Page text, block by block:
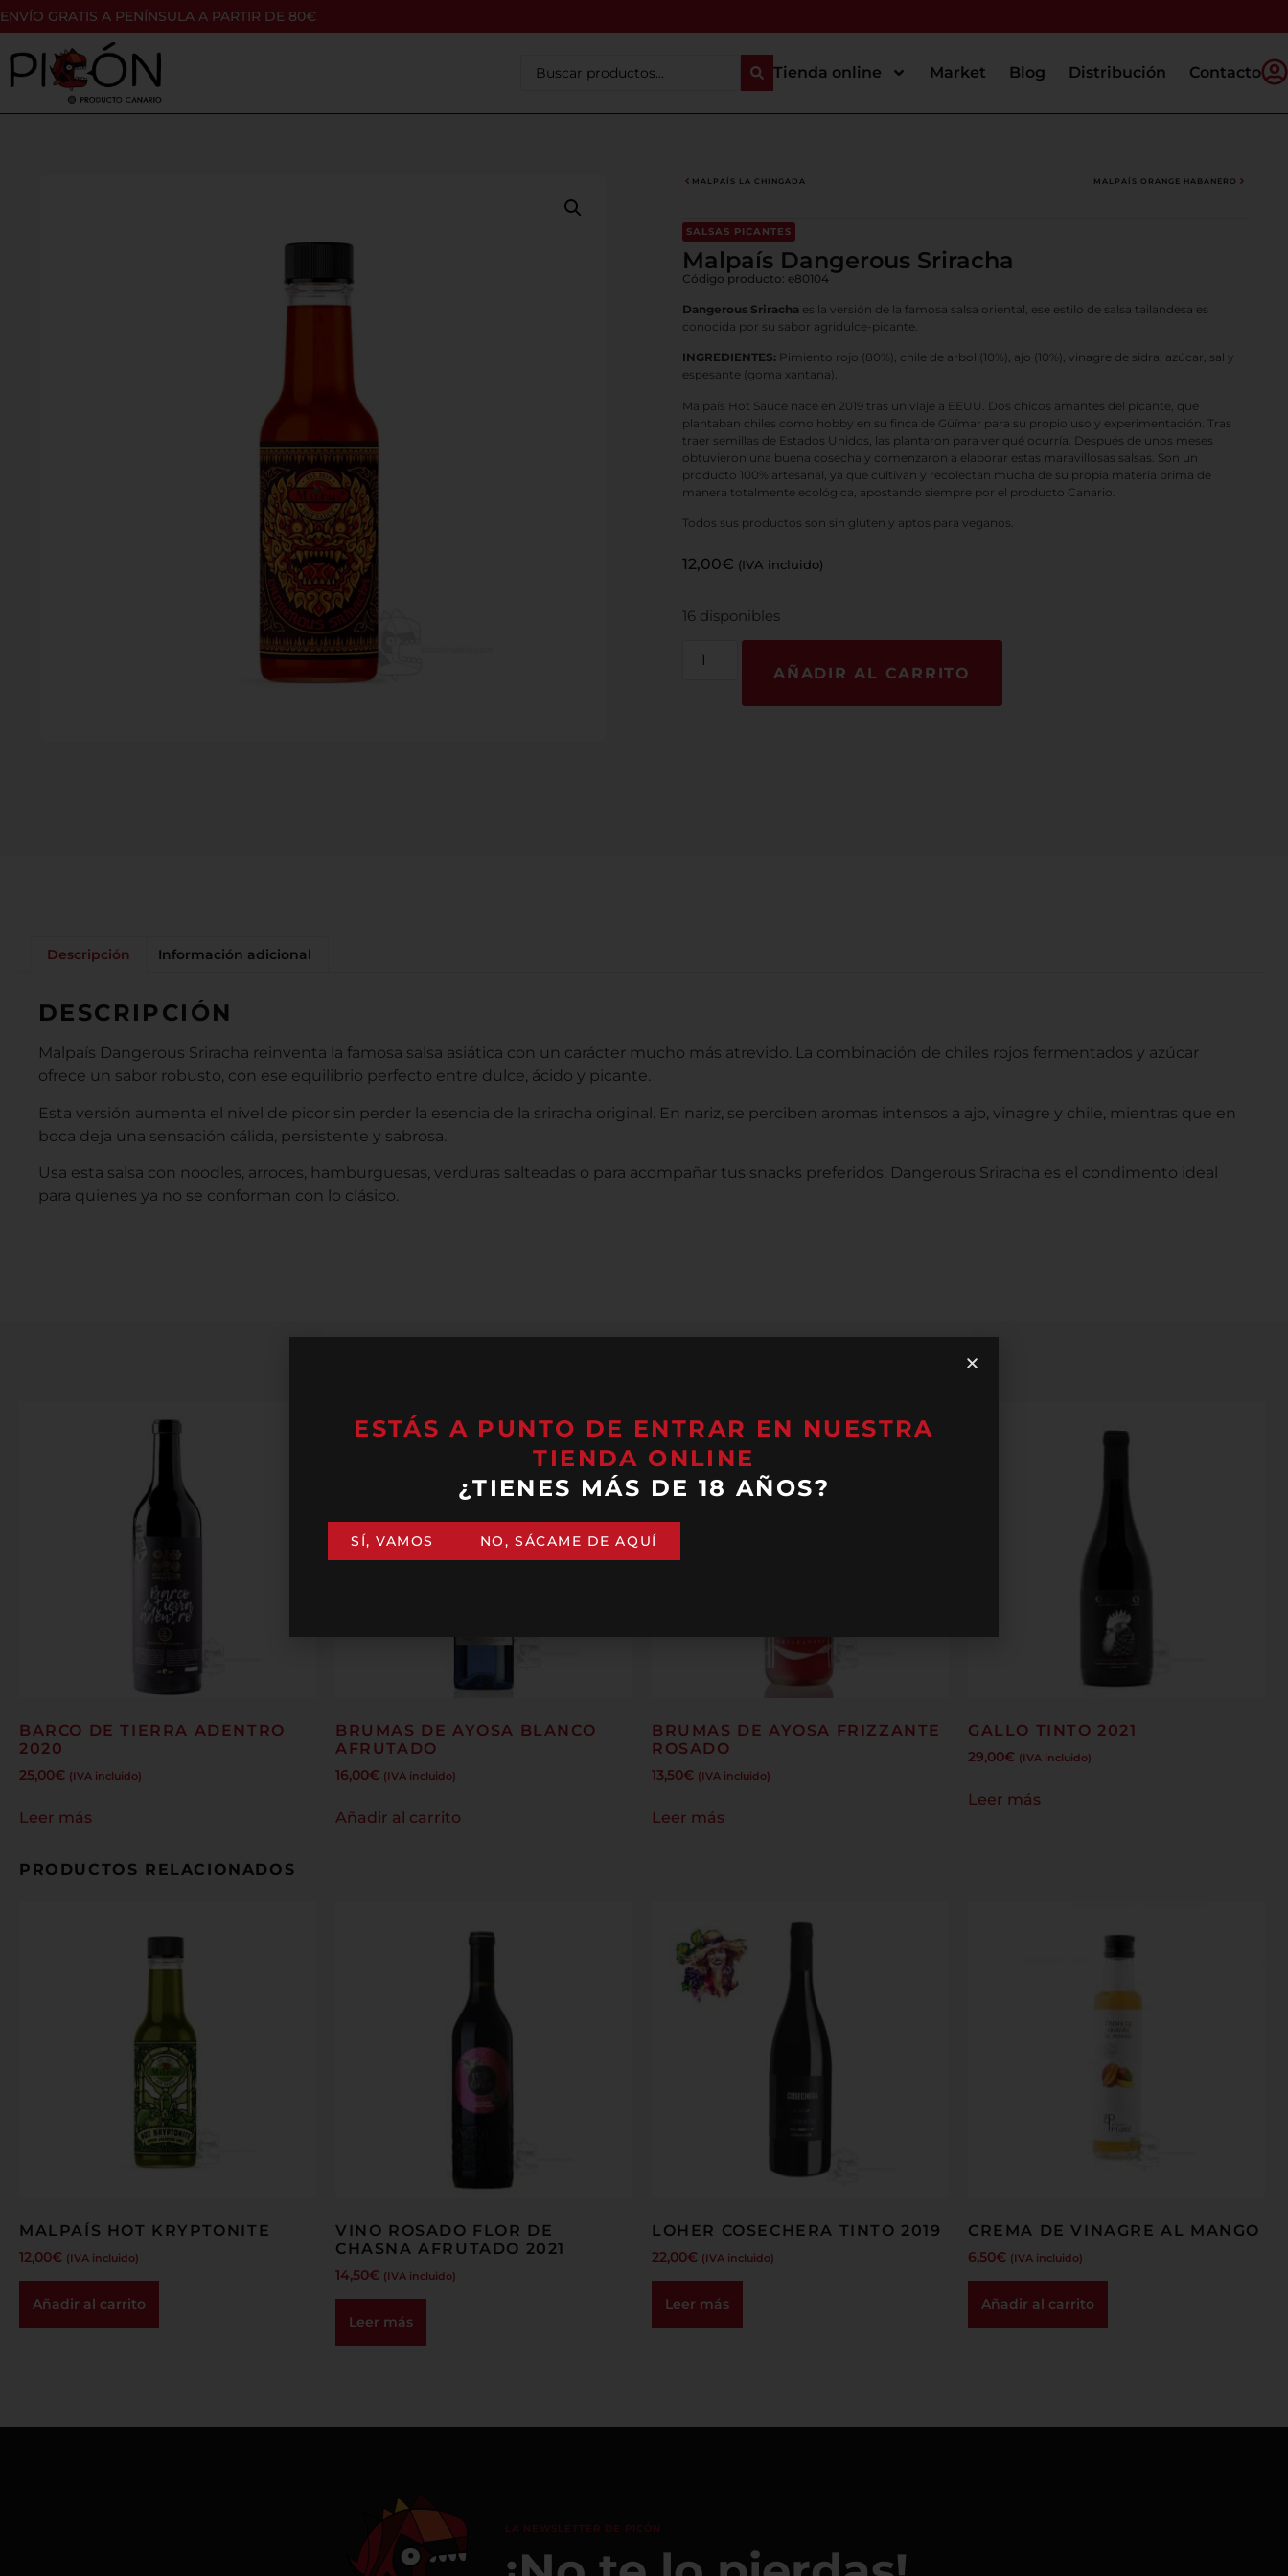
ENVÍO GRATIS A PENÍNSULA A PARTIR DE 80€
Tienda online Market Blog Distribución Contacto
MALPAÍS LA CHINGADA MALPAÍS ORANGE HABANERO
SALSAS PICANTES
Malpaís Dangerous Sriracha
Código producto: e80104
Dangerous Sriracha es la versión de la famosa salsa oriental, ese estilo de salsa tailandesa es
conocida por su sabor agridulce-picante.
INGREDIENTES: Pimiento rojo (80%), chile de arbol (10%), ajo (10%), vinagre de sidra, azúcar, sal y
espesante (goma xantana).
Malpaís Hot Sauce nace en 2019 tras un viaje a EEUU. Dos chicos amantes del picante, que
plantaban chiles como hobby en su finca de Güímar para su propio uso y experimentación. Tras
traer semillas de Estados Unidos, las plantaron para ver qué ocurría. Después de unos meses
obtuvieron una buena cosecha y comenzaron a elaborar estas maravillosas salsas. Son un
producto 100% artesanal, ya que cultivan y recolectan mucha de su propia materia prima de
manera totalmente ecológica, apostando siempre por el producto Canario.
Todos sus productos son sin gluten y aptos para veganos.
12,00€ (IVA incluido)
16 disponibles
AÑADIR AL CARRITO
Descripción Información adicional
DESCRIPCIÓN
Malpaís Dangerous Sriracha reinventa la famosa salsa asiática con un carácter mucho más atrevido. La combinación de chiles rojos fermentados y azúcar
ofrece un sabor robusto, con ese equilibrio perfecto entre dulce, ácido y picante.
Esta versión aumenta el nivel de picor sin perder la esencia de la sriracha original. En nariz, se perciben aromas intensos a ajo, vinagre y chile, mientras que en
boca deja una sensación cálida, persistente y sabrosa.
Usa esta salsa con noodles, arroces, hamburguesas, verduras salteadas o para acompañar tus snacks preferidos. Dangerous Sriracha es el condimento ideal
para quienes ya no se conforman con lo clásico.
BARCO DE TIERRA ADENTRO
2020
25,00€ (IVA incluido)
Leer más
BRUMAS DE AYOSA BLANCO
AFRUTADO
16,00€ (IVA incluido)
Añadir al carrito
BRUMAS DE AYOSA FRIZZANTE
ROSADO
13,50€ (IVA incluido)
Leer más
GALLO TINTO 2021
29,00€ (IVA incluido)
Leer más
PRODUCTOS RELACIONADOS
MALPAÍS HOT KRYPTONITE
12,00€ (IVA incluido)
Añadir al carrito
VINO ROSADO FLOR DE
CHASNA AFRUTADO 2021
14,50€ (IVA incluido)
Leer más
LOHER COSECHERA TINTO 2019
22,00€ (IVA incluido)
Leer más
CREMA DE VINAGRE AL MANGO
6,50€ (IVA incluido)
Añadir al carrito
LA NEWSLETTER DE PICÓN
ESTÁS A PUNTO DE ENTRAR EN NUESTRA
TIENDA ONLINE
¿TIENES MÁS DE 18 AÑOS?
SÍ, VAMOS NO, SÁCAME DE AQUÍ